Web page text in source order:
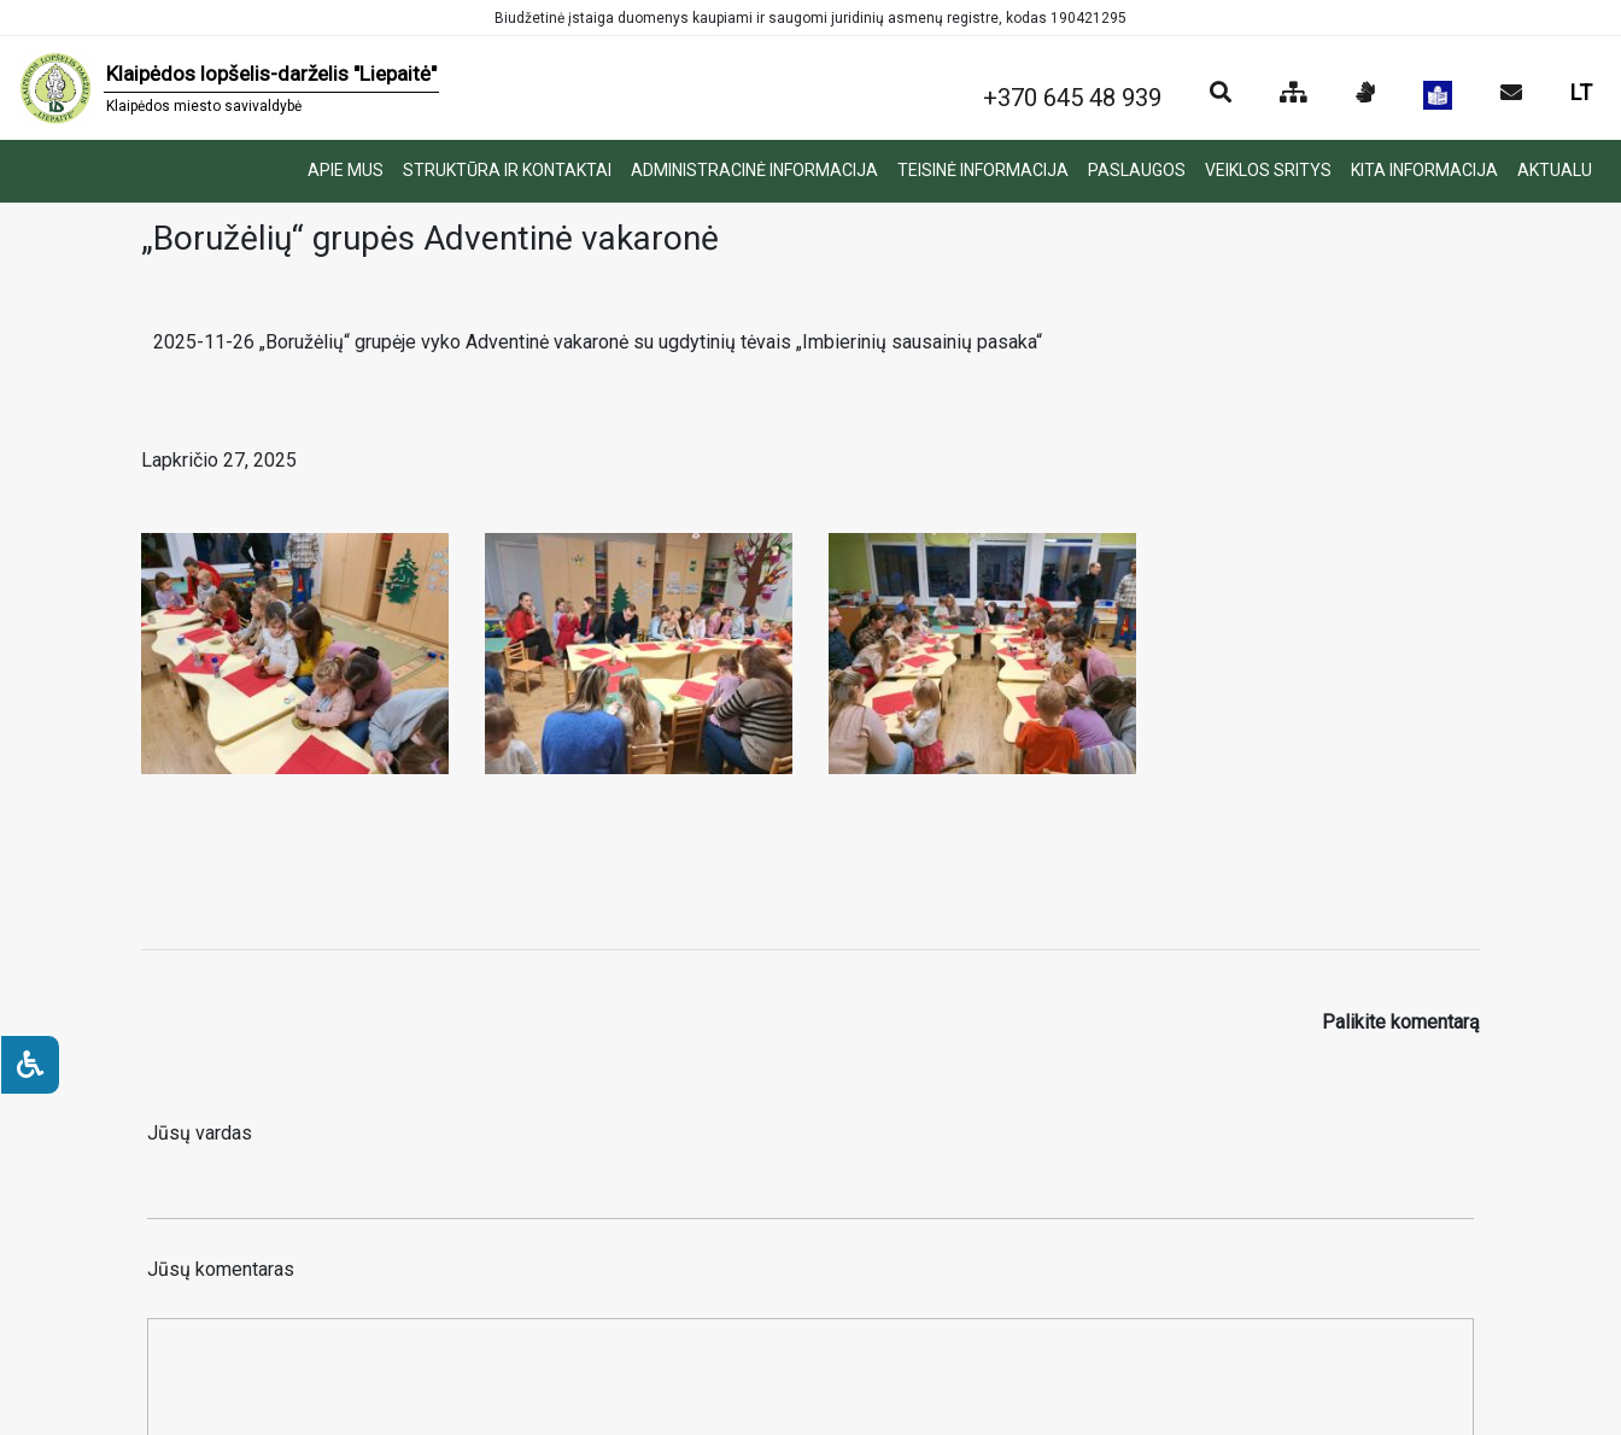
Biudžetinė įstaiga duomenys kaupiami ir saugomi juridinių asmenų registre, kodas 190421295
Klaipėdos lopšelis-darželis "Liepaitė"
Klaipėdos miesto savivaldybė +370 645 48 939 LT
APIE MUS STRUKTŪRA IR KONTAKTAI ADMINISTRACINĖ INFORMACIJA TEISINĖ INFORMACIJA PASLAUGOS VEIKLOS SRITYS KITA INFORMACIJA AKTUALU
„Boružėlių“ grupės Adventinė vakaronė
2025-11-26 „Boružėlių“ grupėje vyko Adventinė vakaronė su ugdytinių tėvais „Imbierinių sausainių pasaka“
Lapkričio 27, 2025
Palikite komentarą
Jūsų vardas
Jūsų komentaras